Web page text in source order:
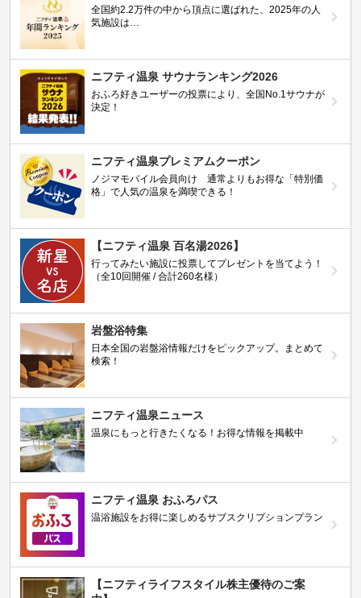
全国約2.2万件の中から頂点に選ばれた、2025年の人
気施設は…
ニフティ温泉 サウナランキング2026
おふろ好きユーザーの投票により、全国No.1サウナが
決定！
ニフティ温泉プレミアムクーポン
ノジマモバイル会員向け 通常よりもお得な「特別価
格」で人気の温泉を満喫できる！
【ニフティ温泉 百名湯2026】
行ってみたい施設に投票してプレゼントを当てよう！
（全10回開催 / 合計260名様）
岩盤浴特集
日本全国の岩盤浴情報だけをピックアップ。まとめて
検索！
ニフティ温泉ニュース
温泉にもっと行きたくなる！お得な情報を掲載中
ニフティ温泉 おふろパス
温浴施設をお得に楽しめるサブスクリプションプラン
【ニフティライフスタイル株主優待のご案